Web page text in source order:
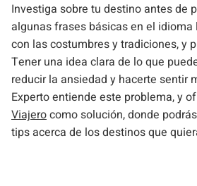
Investiga sobre tu destino antes de
algunas frases básicas en el
con las costumbres y tradiciones, y
Tener una idea clara de lo que
reducir la ansiedad y hacerte sentir
Experto entiende este problema, y
Viajerocomo solución, donde
tips acerca de los destinos que